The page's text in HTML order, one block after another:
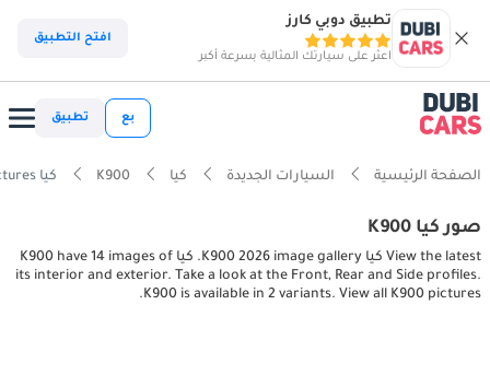
تطبيق دوبي كارز
اعثر على سيارتك المثالية بسرعة أكبر
افتح التطبيق
بع تطبيق
الصفحة الرئيسية السيارات الجديدة كيا K900 كيا K900 interior, exterior pictures
صور كيا K900
View the latest كيا K900 2026 image gallery. كيا K900 have 14 images of
its interior and exterior. Take a look at the Front, Rear and Side profiles.
K900 is available in 2 variants. View all K900 pictures.